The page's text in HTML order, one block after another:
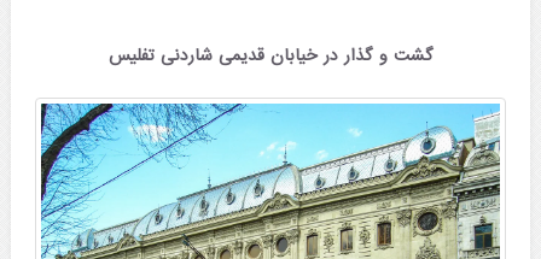
گشت و گذار در خیابان قدیمی شاردنی تفلیس